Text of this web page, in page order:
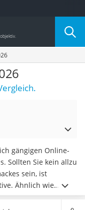
gängigen Online-
Sollten Sie kein allzu
sein, ist
Ähnlich wie
von